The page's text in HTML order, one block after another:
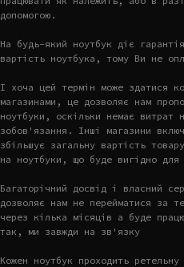
допомогою.
На будь-який ноутбук діє
вартість ноутбука, тому Ви не
І хоча цей термін може здатися
магазинами, це дозволяє нам
ноутбуки, оскільки немає витрат
зобов'язання. Інші магазини
збільшує загальну вартість
на ноутбуки, що буде вигідно для
Багаторічний досвід і власний
дозволяє нам не перейматися за
через кілька місяців а буде
так, ми завжди на зв'язку
Кожен ноутбук проходить